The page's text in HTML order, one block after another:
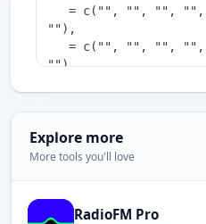
Explore more
More tools you'll love
RadioFM Pro